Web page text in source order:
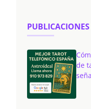
PUBLICACIONES
de